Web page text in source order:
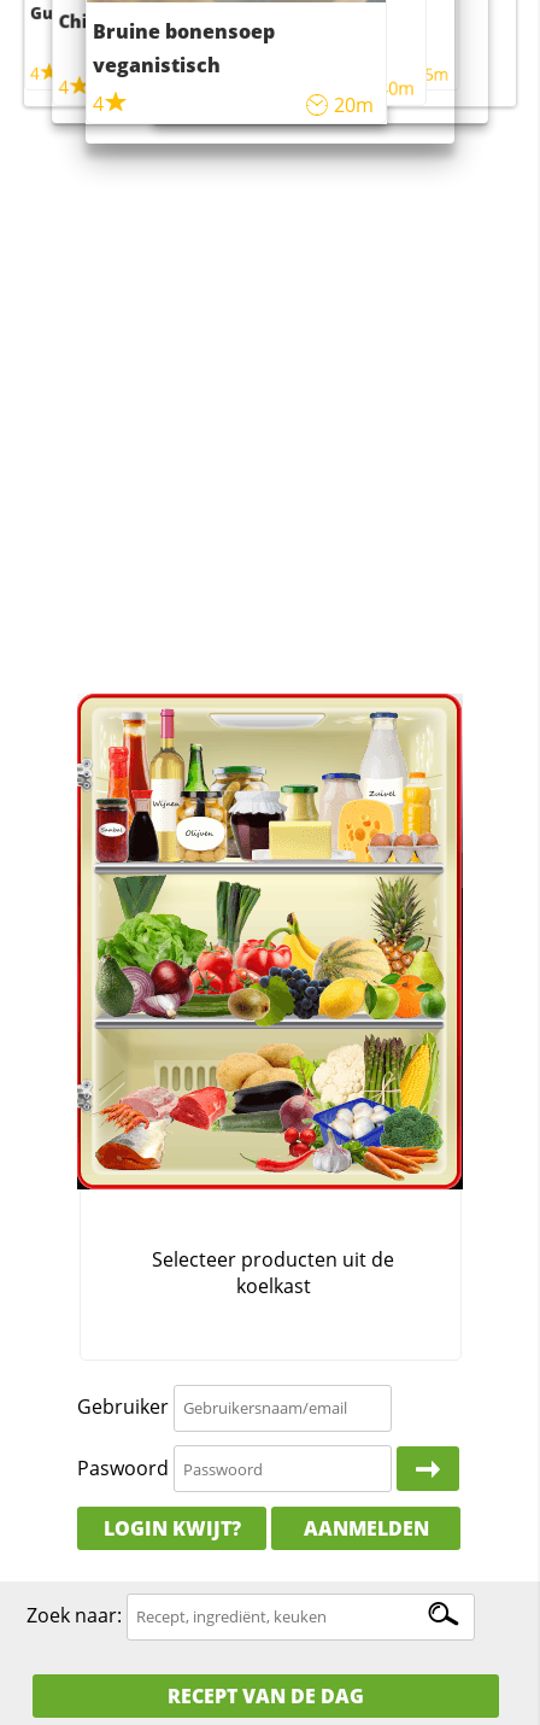
Gebruiker
Paswoord
LOGIN KWIJT? AANMELDEN
Guacamole
4
Chili con carne
4 45m
Bruine bonensoep
veganistisch
4
20m
Sushi rijstsalade
maaltijdsalade
40m
4 55m
Zoek naar:
RECEPT VAN DE DAG